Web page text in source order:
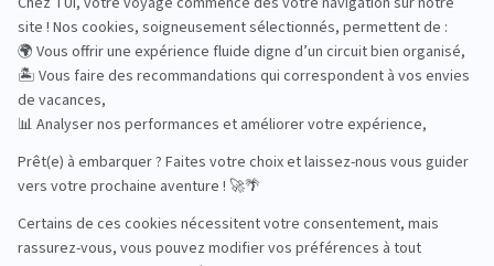
Road Trips
Safari
Sénior